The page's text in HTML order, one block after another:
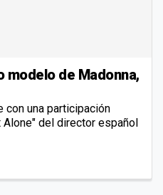
modelo de Madonna,
con una participación
del director español